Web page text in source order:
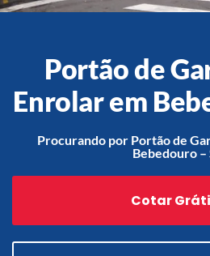
Portão de
Enrolar em
Procurando por Portão de
Bebedouro –
Cotar